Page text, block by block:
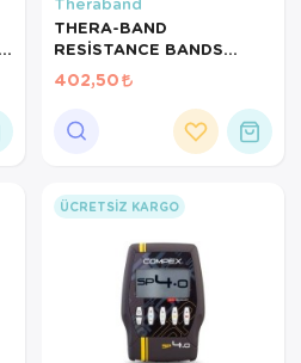
Tansiyon
Tansiyon
Tıbbi Cihazlar
THERA-BAND
RESİSTANCE BANDS
DISPENSER/DİRENÇ
BANDI LATEKS 1,5 MT-
402,50
ÜCRETSIZ KARGO